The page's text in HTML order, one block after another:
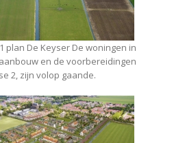
plan De Keyser De woningen in
en de voorbereidingen
2, zijn volop gaande.